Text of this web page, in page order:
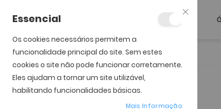
Início Ray-Ban RB 3721
Saltar para o final da
Galeria de imagens
Saltar para o início da
Galeria de imagens
Essencial
Os cookies necessários permitem a
funcionalidade principal do site. Sem estes
cookies o site não pode funcionar corretamente.
Eles ajudam a tornar um site utilizável,
habilitando funcionalidades básicas.
Mais Informação